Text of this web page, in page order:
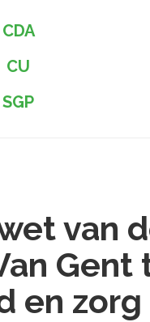
CDA
CU
SGP
van
en